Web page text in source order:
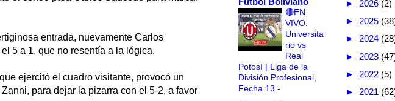
entrada, nuevamente Carlos
5 a 1, que no resentía a la lógica.
ejercitó el cuadro visitante, provocó un
para dejar la pizarra con el 5-2, a favor
🔴EN
VIVO:
Universita
rio vs
Real
Potosí | Liga de la
División Profesional,
Fecha 13 -
► 2026 (2)
► 2025
► 2024
► 2023
► 2022 (5)
► 2021